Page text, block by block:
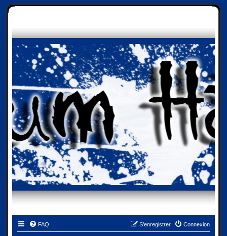
FAQ Connexion
S’enregistrer